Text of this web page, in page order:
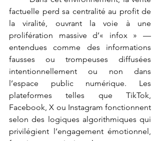
factuelle perd sa centralité au profit de
la viralité, ouvrant la voie à une
prolifération massive d’« infox » —
entendues comme des informations
fausses ou trompeuses diffusées
intentionnellement ou non dans
l’espace public numérique. Les
plateformes telles que TikTok,
Facebook, X ou Instagram fonctionnent
selon des logiques algorithmiques qui
privilégient l’engagement émotionnel,